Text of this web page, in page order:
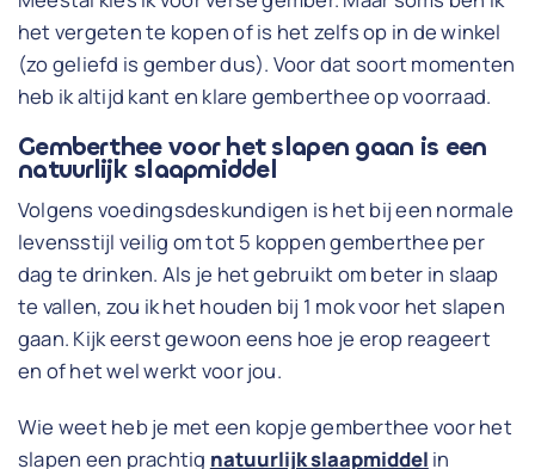
het vergeten te kopen of is het zelfs op in de winkel
(zo geliefd is gember dus). Voor dat soort momenten
heb ik altijd kant en klare gemberthee op voorraad.
Gemberthee voor het slapen gaan is een
natuurlijk slaapmiddel
Volgens voedingsdeskundigen is het bij een normale
levensstijl veilig om tot 5 koppen gemberthee per
dag te drinken. Als je het gebruikt om beter in slaap
te vallen, zou ik het houden bij 1 mok voor het slapen
gaan. Kijk eerst gewoon eens hoe je erop reageert
en of het wel werkt voor jou.
Wie weet heb je met een kopje gemberthee voor het
slapen een prachtig natuurlijk slaapmiddel in